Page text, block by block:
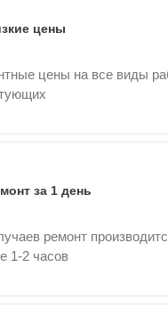
цены
цены на все виды
за 1 день
ремонт
1-2 часов